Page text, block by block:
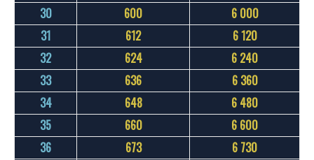
30
600
6 000
31
612
6 120
32
624
6 240
33
636
6 360
34
648
6 480
35
660
6 600
36
673
6 730